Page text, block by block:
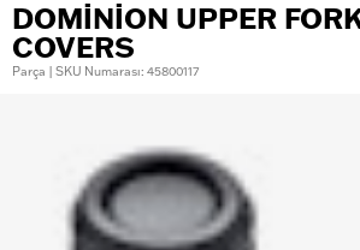
DOMINION UPPER
COVERS
Parça | SKU Numarası: 45800117